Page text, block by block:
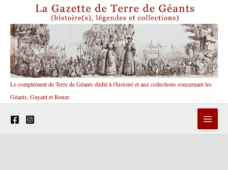
contenu
Le complément de Terre de Géants dédié à l'histoire et aux collections concernant les
Géants, Gayant et Reuze.